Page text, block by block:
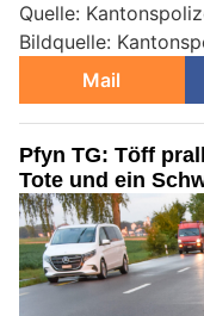
Quelle:
Bildquelle:
Mail
Pfyn TG: Töff
Tote und ein